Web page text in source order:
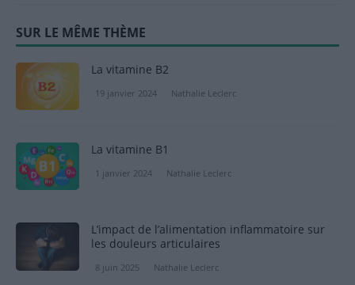
SUR LE MÊME THÈME
La vitamine B2
19 janvier 2024 Nathalie Leclerc
La vitamine B1
1 janvier 2024 Nathalie Leclerc
L’impact de l’alimentation inflammatoire sur
les douleurs articulaires
8 juin 2025 Nathalie Leclerc